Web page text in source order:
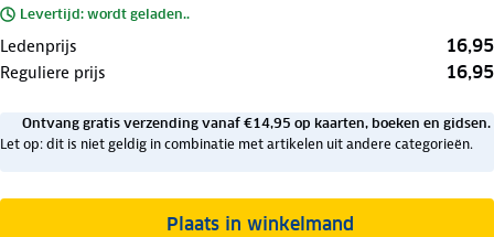
Levertijd: wordt geladen..
Ledenprijs 16,95
Reguliere prijs 16,95
Ontvang gratis verzending vanaf €14,95 op kaarten, boeken en gidsen.
Let op: dit is niet geldig in combinatie met artikelen uit andere categorieën.
Plaats in winkelmand